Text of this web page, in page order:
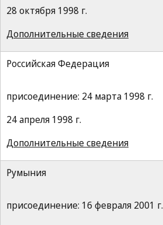
28 октября 1998 г.
Дополнительные сведения
Российская Федерация
присоединение: 24 марта 1998 г.
24 апреля 1998 г.
Дополнительные сведения
Румыния
присоединение: 16 февраля 2001 г.